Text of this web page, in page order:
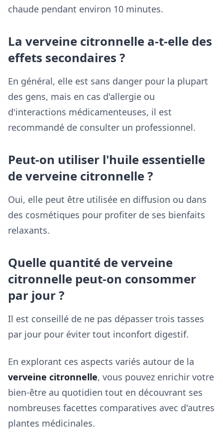
chaude pendant environ 10 minutes.
La verveine citronnelle a-t-elle des
effets secondaires ?
En général, elle est sans danger pour la plupart
des gens, mais en cas d'allergie ou
d'interactions médicamenteuses, il est
recommandé de consulter un professionnel.
Peut-on utiliser l'huile essentielle
de verveine citronnelle ?
Oui, elle peut être utilisée en diffusion ou dans
des cosmétiques pour profiter de ses bienfaits
relaxants.
Quelle quantité de verveine
citronnelle peut-on consommer
par jour ?
Il est conseillé de ne pas dépasser trois tasses
par jour pour éviter tout inconfort digestif.
En explorant ces aspects variés autour de la
verveine citronnelle, vous pouvez enrichir votre
bien-être au quotidien tout en découvrant ses
nombreuses facettes comparatives avec d'autres
plantes médicinales.